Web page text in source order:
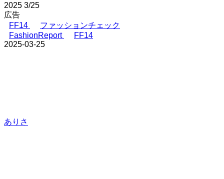
2025 3/25
広告
FF14
ファッションチェック
FashionReport
FF14
2025-03-25
ありさ